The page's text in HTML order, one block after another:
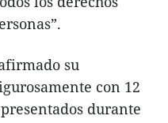
su
con 12
durante